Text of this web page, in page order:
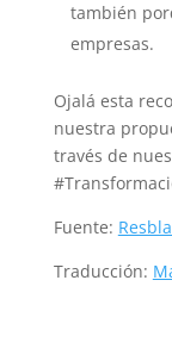
también
empresas.
Ojalá esta
nuestra
través de
Fuente:
Traducción: